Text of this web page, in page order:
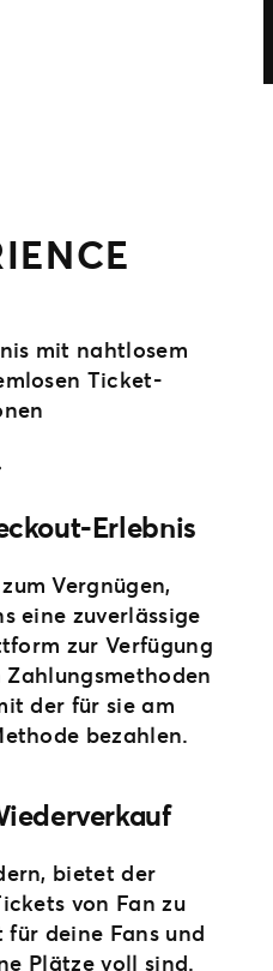
mit nahtlosem
Ticket-
Erlebnis
Vergnügen,
eine zuverlässige
zur Verfügung
der für sie am
bezahlen.
bietet der
von Fan zu
deine Fans und
Plätze voll sind.